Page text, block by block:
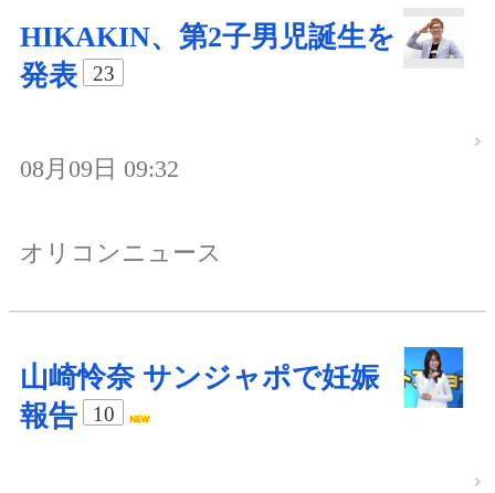
HIKAKIN、第2子男児誕生を
発表
23
08月09日 09:32
オリコンニュース
山崎怜奈 サンジャポで妊娠
報告
10